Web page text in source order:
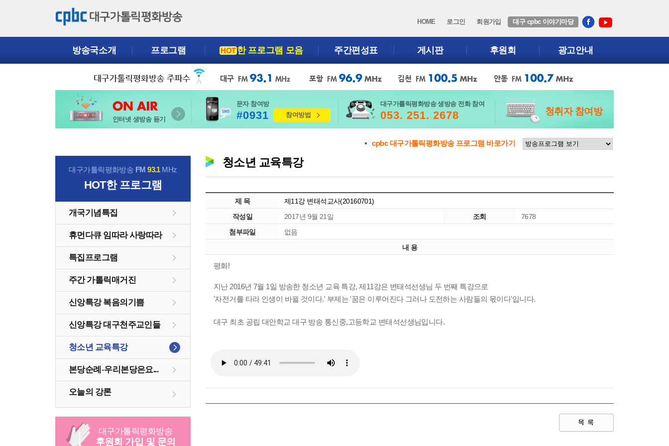
HOME 로그인 회원가입 대구 cpbc 이야기마당
방송국소개 프로그램 HOT한 프로그램 모음 주간편성표 게시판 후원회 광고안내
인터넷 생방송 듣기
문자 참여방
#0931 참여방법
대구가톨릭평화방송 생방송 전화 참여
053. 251. 2678 청취자 참여방
cpbc 대구가톨릭평화방송 프로그램 바로가기
대구가톨릭평화방송 FM93.1MHz
HOT한 프로그램
개국기념특집
휴먼다큐 임따라 사랑따라
특집프로그램
주간 가톨릭매거진
신앙특강 복음의기쁨
신앙특강 대구천주교인들
청소년 교육특강
본당순례-우리본당은요...
오늘의 강론
대구가톨릭평화방송
후원회 가입 및 문의
청소년 교육특강
제 목
제11강 변태석교사(20160701)
작성일
2017년 9월 21일 조회
7678
첨부파일
없음
내 용
평화!
지난 2016년 7월 1일 방송한 청소년 교육 특강, 제11강은 변태석선생님 두 번째 특강으로
'자전거를 타라 인생이 바뀔 것이다.' 부제는 '꿈은 이루어진다 그러나 도전하는 사람들의 몫이다'입니다.
대구 최초 공립 대안학교 대구 방송 통신중,고등학교 변태석선생님입니다.